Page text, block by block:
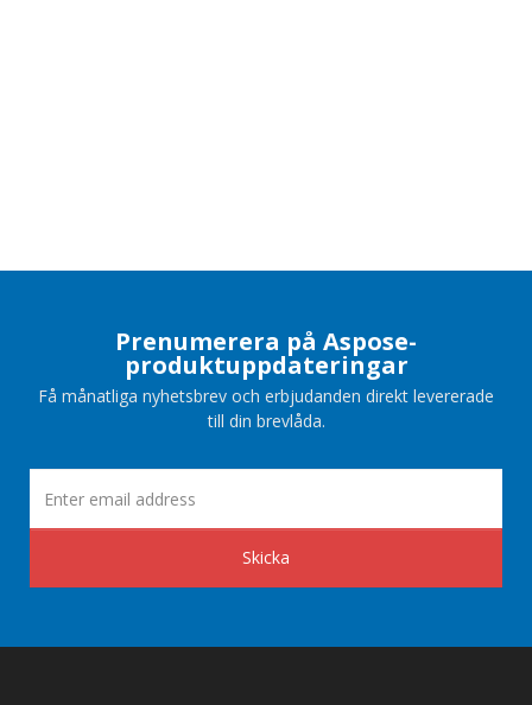
Prenumerera på Aspose-
produktuppdateringar
Få månatliga nyhetsbrev och erbjudanden direkt levererade
till din brevlåda.
Skicka